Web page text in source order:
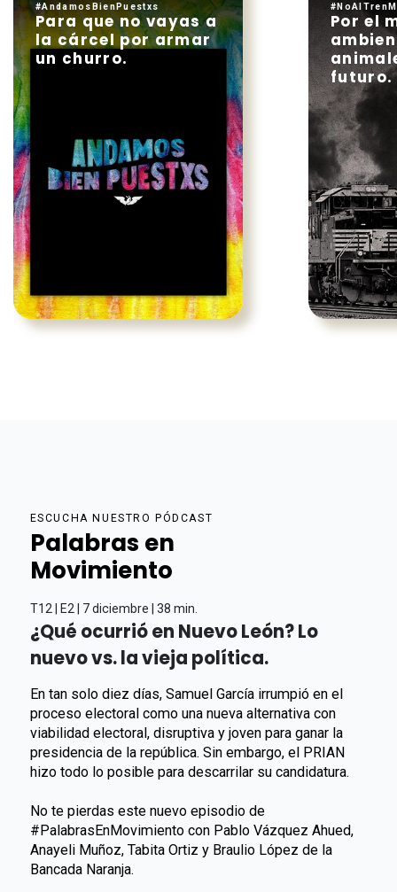
#AndamosBienPuestxs
Para que no vayas a
la cárcel por armar
un churro.
Por el
futuro.
ESCUCHA NUESTRO PÓDCAST
Palabras en
Movimiento
T12 | E2 | 7 diciembre | 38 min.
¿Qué ocurrió en Nuevo León? Lo
nuevo vs. la vieja política.
En tan solo diez días, Samuel García irrumpió en el
proceso electoral como una nueva alternativa con
viabilidad electoral, disruptiva y joven para ganar la
presidencia de la república. Sin embargo, el PRIAN
hizo todo lo posible para descarrilar su candidatura.
No te pierdas este nuevo episodio de
#PalabrasEnMovimiento con Pablo Vázquez Ahued,
Anayeli Muñoz, Tabita Ortiz y Braulio López de la
Bancada Naranja.